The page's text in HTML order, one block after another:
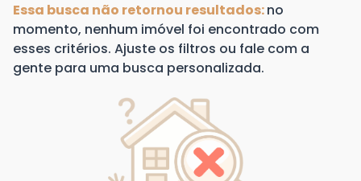
Essa busca não retornou resultados:no
momento, nenhum imóvel foi encontrado com
esses critérios. Ajuste os filtros ou fale com a
gente para uma busca personalizada.